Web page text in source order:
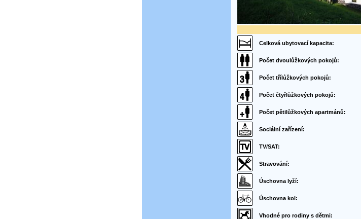
Celková ubytovací kapacita:
Počet dvoulůžkových pokojů:
Počet třílůžkových pokojů:
Počet čtyřlůžkových pokojů:
Počet pětilůžkových apartmánů:
Sociální zařízení:
TV/SAT:
Stravování:
Úschovna lyží:
Úschovna kol:
Vhodné pro rodiny s dětmi: